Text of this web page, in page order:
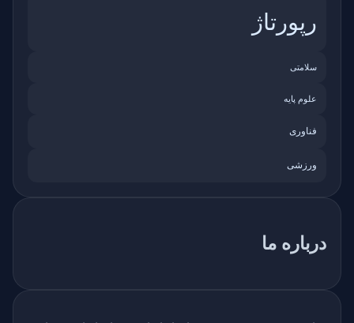
رپورتاژ
سلامتی
علوم پایه
فناوری
ورزشی
درباره ما